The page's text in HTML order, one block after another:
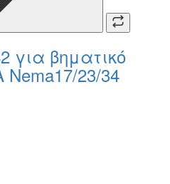
για βηματικό
23/34